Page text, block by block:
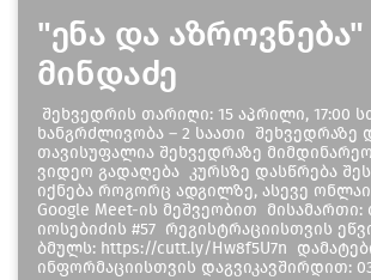
"ენა და აზროვნება"
მინდაძე
შეხვედრის თარიღი: 15 აპრილი, 17:00
ხანგრძლივობა – 2 საათი შეხვედრაზე
თავისუფალია შეხვედრაზე
ვიდეო გადაღება კურსზე დასწრება
იქნება როგორც ადგილზე, ასევე
Google Meet-ის მეშვეობით მისამართი:
იოსებიძის #57 რეგისტრაციისთვის
ბმულს: https://cutt.ly/Hw8f5U7n
ინფორმაციისთვის დაგვიკავშირდით: